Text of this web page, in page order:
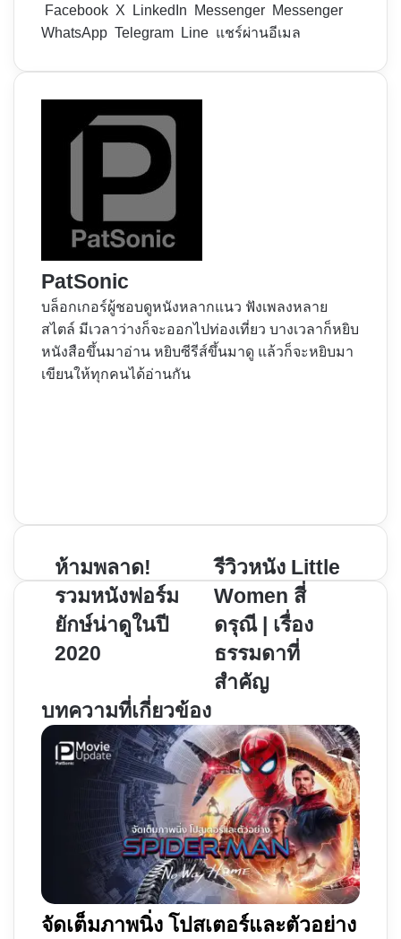
Facebook X LinkedIn Messenger Messenger
WhatsApp Telegram Line แชร์ผ่านอีเมล
PatSonic
บล็อกเกอร์ผู้ชอบดูหนังหลากแนว ฟังเพลงหลาย
สไตล์ มีเวลาว่างก็จะออกไปท่องเที่ยว บางเวลาก็หยิบ
หนังสือขึ้นมาอ่าน หยิบซีรีส์ขึ้นมาดู แล้วก็จะหยิบมา
เขียนให้ทุกคนได้อ่านกัน
ห้าม
พลาด!
รวม
หนัง
ฟอร์ม
ดู
ในปี
2020
ห้ามพลาด!
รวมหนังฟอร์ม
ยักษ์น่าดูในปี
2020
รีวิว
หนัง
Little
Women
สี่
ดรุณี
ธรรมดา
ที่
สำคัญ
รีวิวหนัง Little
Women สี่
ดรุณี | เรื่อง
ธรรมดาที่
สำคัญ
บทความที่เกี่ยวข้อง
จัดเต็มภาพนิ่ง โปสเตอร์และตัวอย่าง